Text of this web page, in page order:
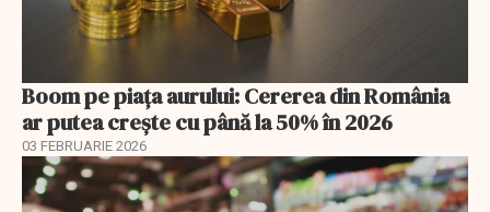
Boom pe piața aurului: Cererea din România
ar putea crește cu până la 50% în 2026
03 FEBRUARIE 2026